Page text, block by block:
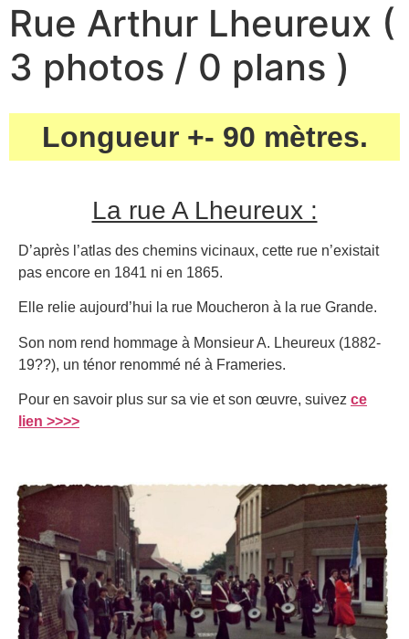
Rue Arthur Lheureux (
3 photos / 0 plans )
Longueur +- 90 mètres.
La rue A Lheureux :
D’après l’atlas des chemins vicinaux, cette rue n’existait
pas encore en 1841 ni en 1865.
Elle relie aujourd’hui la rue Moucheron à la rue Grande.
Son nom rend hommage à Monsieur A. Lheureux (1882-
19??), un ténor renommé né à Frameries.
Pour en savoir plus sur sa vie et son œuvre, suivez ce
lien >>>>